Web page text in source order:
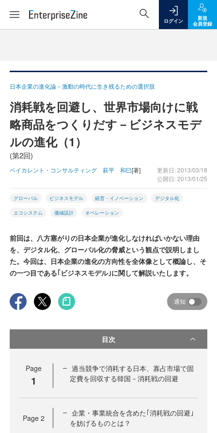
ログイン
新規
会員登録
日本企業の進化論－激動の時代に生き残るための選択肢
消耗戦を回避し、世界市場向けに戦
略商品をつくりだす－ビジネスモデ
ルの進化（1）
(第2回)
ベイカレント・コンサルティング 萩平 和巳[著]
更新日: 2013/03/18
公開日: 2013/01/25
グローバル ビジネスモデル 経営・イノベーション デジタル化
エコシステム 価値設計 オペレーション
前回は、八方塞がりの日本企業が進化しなければいかない理由
を、デジタル化、グローバル化の脅威という観点で説明しまし
た。今回は、日本企業の進化の方向性を全体像として概論し、そ
の一つ目である｢ビジネスモデル｣に関して解説いたします。
通知
目次
Page
1
過当競争で消耗する日本、寡占市場で固
定費を回収する韓国－消耗戦の回避
Page 2
企業・事業統合を含めた｢消耗戦の回避｣
を妨げるものとは？